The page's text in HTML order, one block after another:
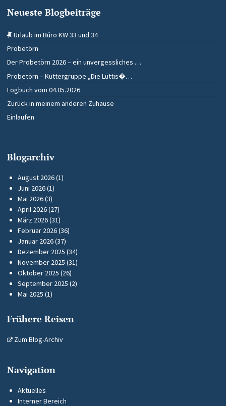
Neueste Blogbeiträge
Urlaub im Büro KW 33 und 34
Probetörn
Der Probetörn 2026 – ein unvergessliches …
Probetörn – Kuttergruppe „Die Lüttis�…
Logbuch vom 04.05.2026
Zurück in meinem anderen Zuhause
Einlaufen
Blogarchiv
August 2026(1)
Juni 2026(1)
Mai 2026(3)
April 2026(27)
März 2026(31)
Februar 2026(36)
Januar 2026(37)
Dezember 2025 (34)
November 2025 (31)
Oktober 2025 (26)
September 2025 (2)
Mai 2025 (1)
Frühere Reisen
Zum Blog-Archiv
Navigation
Aktuelles
Interner Bereich